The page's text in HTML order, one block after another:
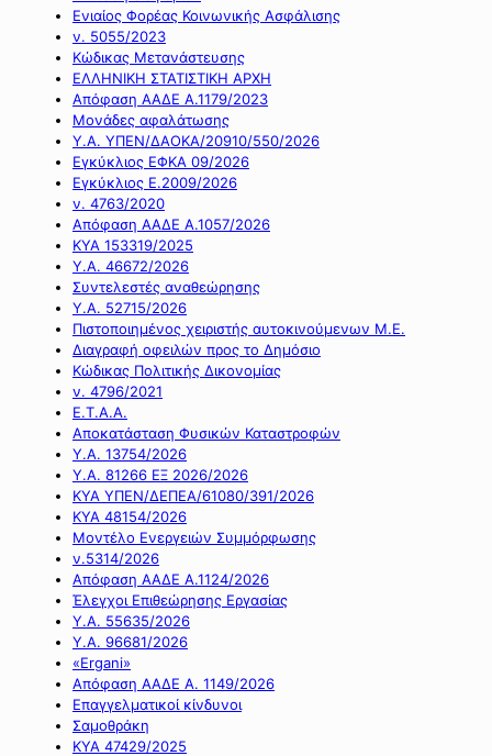
Ενιαίος Φορέας Κοινωνικής Ασφάλισης
ν. 5055/2023
Κώδικας Μετανάστευσης
ΕΛΛΗΝΙΚΗ ΣΤΑΤΙΣΤΙΚΗ ΑΡΧΗ
Απόφαση ΑΑΔΕ Α.1179/2023
Μονάδες αφαλάτωσης
Υ.Α. ΥΠΕΝ/ΔΑΟΚΑ/20910/550/2026
Εγκύκλιος ΕΦΚΑ 09/2026
Εγκύκλιος Ε.2009/2026
ν. 4763/2020
Απόφαση ΑΑΔΕ Α.1057/2026
ΚΥΑ 153319/2025
Υ.Α. 46672/2026
Συντελεστές αναθεώρησης
Υ.Α. 52715/2026
Πιστοποιημένος χειριστής αυτοκινούμενων Μ.Ε.
Διαγραφή οφειλών προς το Δημόσιο
Κώδικας Πολιτικής Δικονομίας
ν. 4796/2021
Ε.Τ.Α.Α.
Αποκατάσταση Φυσικών Καταστροφών
Υ.Α. 13754/2026
Υ.Α. 81266 ΕΞ 2026/2026
ΚΥΑ ΥΠΕΝ/ΔΕΠΕΑ/61080/391/2026
ΚΥΑ 48154/2026
Μοντέλο Ενεργειών Συμμόρφωσης
ν.5314/2026
Απόφαση ΑΑΔΕ Α.1124/2026
Έλεγχοι Επιθεώρησης Εργασίας
Υ.Α. 55635/2026
Υ.Α. 96681/2026
«Ergani»
Απόφαση ΑΑΔΕ Α. 1149/2026
Επαγγελματικοί κίνδυνοι
Σαμοθράκη
ΚΥΑ 47429/2025